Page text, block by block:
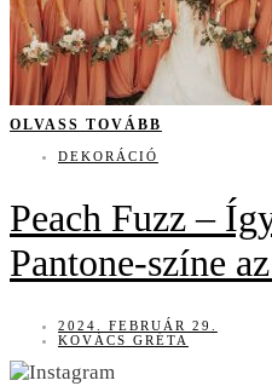
OLVASS TOVÁBB
DEKORÁCIÓ
Peach Fuzz –
Pantone-színe
2024. FEBRUÁR 29.
KOVÁCS GRÉTA